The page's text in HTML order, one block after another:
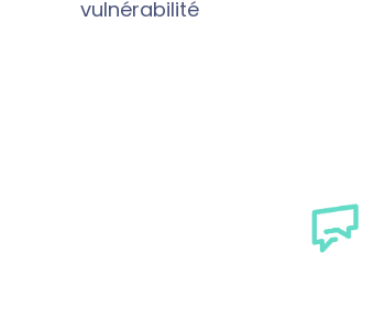
vulnérabilité